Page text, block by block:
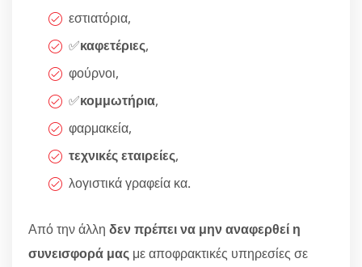
εστιατόρια,
✅καφετέριες,
φούρνοι,
✅κομμωτήρια,
φαρμακεία,
τεχνικές εταιρείες,
λογιστικά γραφεία κα.
Από την άλλη δεν πρέπει να μην αναφερθεί η
συνεισφορά μας με αποφρακτικές υπηρεσίες σε